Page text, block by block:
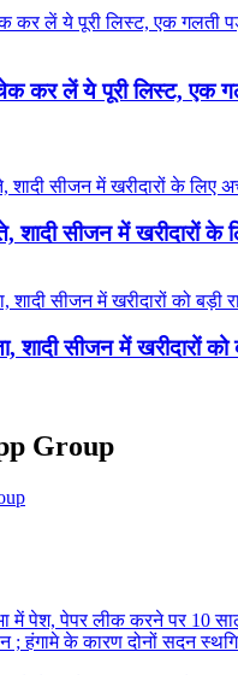
कर लें ये पूरी लिस्ट, एक
शादी सीजन में खरीदारों के
शादी सीजन में खरीदारों को
Group